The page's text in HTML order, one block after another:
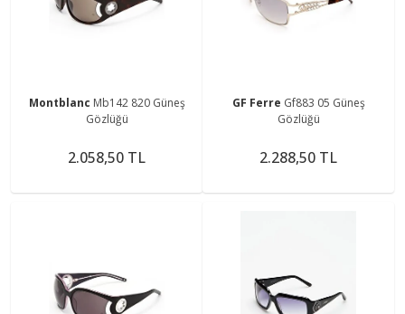
Montblanc Mb142 820 Güneş
Gözlüğü
2.058,50 TL
GF Ferre Gf883 05 Güneş
Gözlüğü
2.288,50 TL